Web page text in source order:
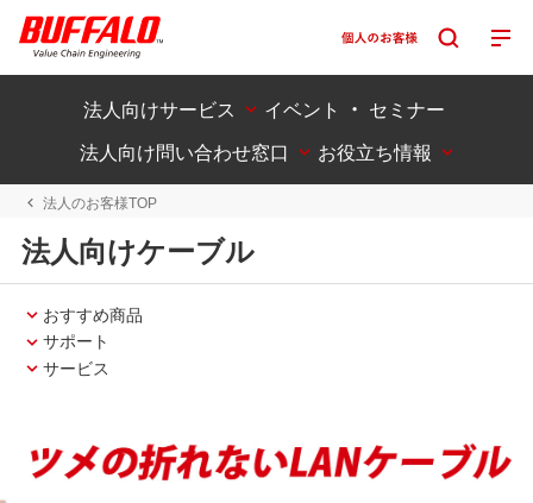
法人向けサービス
イベント ・ セミナー
法人向け問い合わせ窓口
お役立ち情報
法人のお客様TOP
法人向けケーブル
おすすめ商品
サポート
サービス